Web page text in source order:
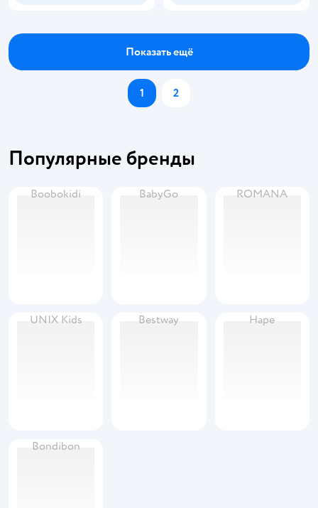
Показать ещё
1 2
Популярные бренды
Boobokidi BabyGo ROMANA
UNIX Kids Bestway Hape
Bondibon